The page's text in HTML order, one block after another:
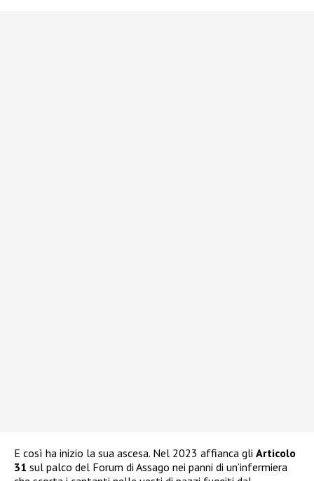
E così ha inizio la sua ascesa. Nel 2023 affianca gli Articolo
31 sul palco del Forum di Assago nei panni di un’infermiera